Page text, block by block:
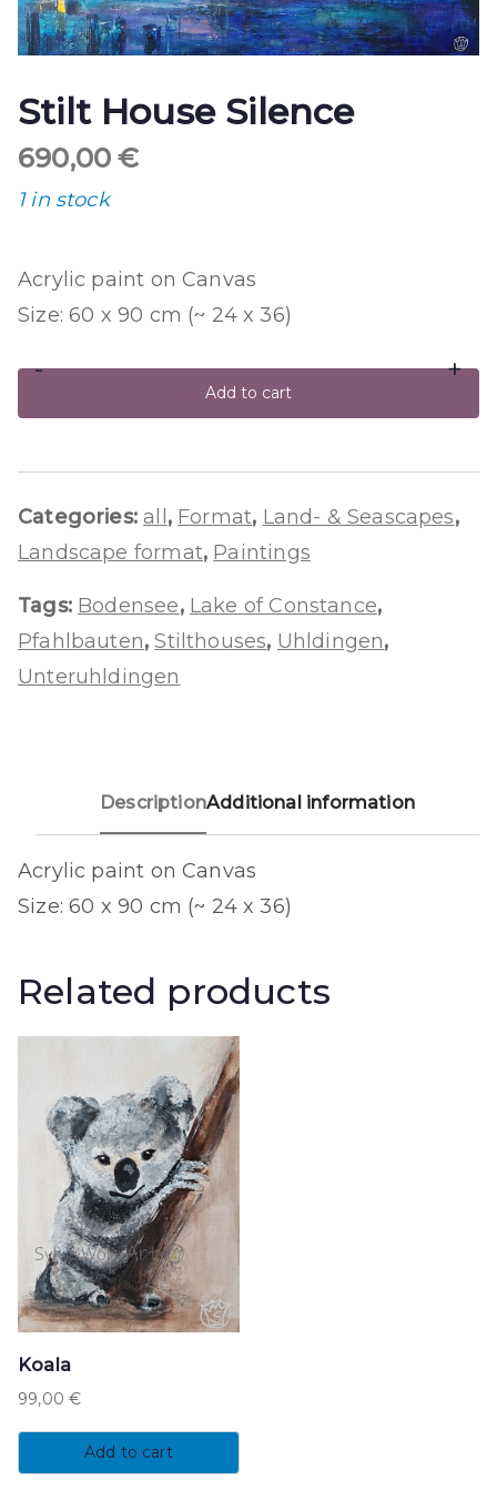
Stilt House Silence
690,00€
Acrylic paint on Canvas
Size: 60 x 90 cm (~ 24 x 36)
1 in stock
-
House
+
Add to cart
Categories:all , Format, Land- & Seascapes,
Landscape format, Paintings
Tags: Bodensee, Lake of Constance,
Pfahlbauten,Stilthouses, Uhldingen,
Unteruhldingen
DescriptionAdditional information
Acrylic paint on Canvas
Size: 60 x 90 cm (~ 24 x 36)
Related products
Koala
99,00€
Add to cart